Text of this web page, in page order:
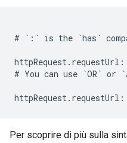
# `:` is the `has`
httpRequest.requestUrl:
# You can use `OR`
Per scoprire di più sulla